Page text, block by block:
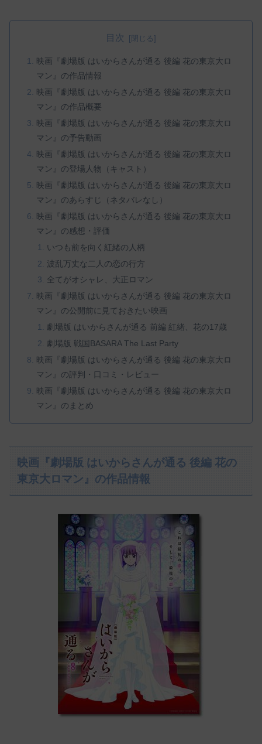
目次
映画『劇場版 はいからさんが通る 後編 花の東京大ロ
マン』の作品情報
映画『劇場版 はいからさんが通る 後編 花の東京大ロ
マン』の作品概要
映画『劇場版 はいからさんが通る 後編 花の東京大ロ
マン』の予告動画
映画『劇場版 はいからさんが通る 後編 花の東京大ロ
マン』の登場人物（キャスト）
映画『劇場版 はいからさんが通る 後編 花の東京大ロ
マン』のあらすじ（ネタバレなし）
映画『劇場版 はいからさんが通る 後編 花の東京大ロ
マン』の感想・評価
いつも前を向く紅緒の人柄
波乱万丈な二人の恋の行方
全てがオシャレ、大正ロマン
映画『劇場版 はいからさんが通る 後編 花の東京大ロ
マン』の公開前に見ておきたい映画
劇場版 はいからさんが通る 前編 紅緒、花の17歳
劇場版 戦国BASARA The Last Party
映画『劇場版 はいからさんが通る 後編 花の東京大ロ
マン』の評判・口コミ・レビュー
映画『劇場版 はいからさんが通る 後編 花の東京大ロ
マン』のまとめ
映画『劇場版 はいからさんが通る 後編 花の
東京大ロマン』の作品情報